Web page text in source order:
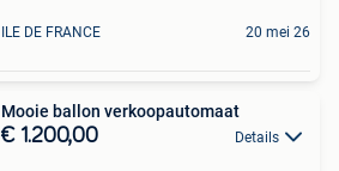
ILE DE FRANCE 20 mei 26
Mooie ballon verkoopautomaat
€ 1.200,00 Details